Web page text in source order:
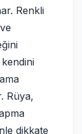
Renkli
Rüya,
dikkate